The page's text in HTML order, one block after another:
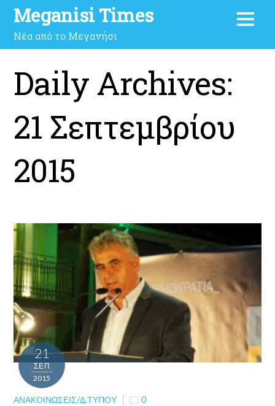
Meganisi Times
Νέα από το Μεγανήσι
Daily Archives:
21 Σεπτεμβρίου
2015
21
ΣΕΠ
2015
ΑΝΑΚΟΙΝΏΣΕΙΣ/Δ.ΤΎΠΟΥ 0